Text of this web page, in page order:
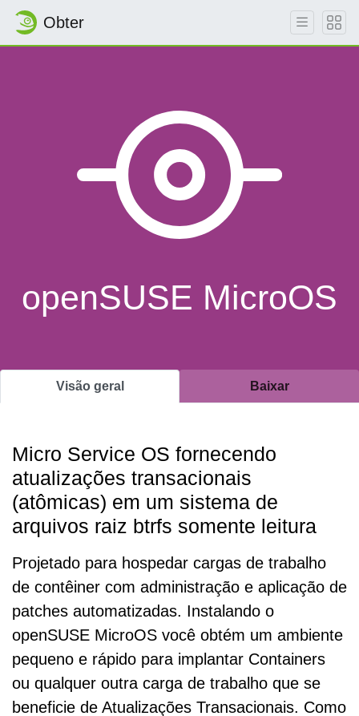
Obter
openSUSE MicroOS
Visão geral Baixar
Micro Service OS fornecendo
atualizações transacionais
(atômicas) em um sistema de
arquivos raiz btrfs somente leitura
Projetado para hospedar cargas de trabalho
de contêiner com administração e aplicação de
patches automatizadas. Instalando o
openSUSE MicroOS você obtém um ambiente
pequeno e rápido para implantar Containers
ou qualquer outra carga de trabalho que se
beneficie de Atualizações Transacionais. Como